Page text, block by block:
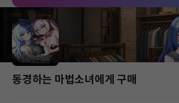
동경하는 마법소녀에게 구매